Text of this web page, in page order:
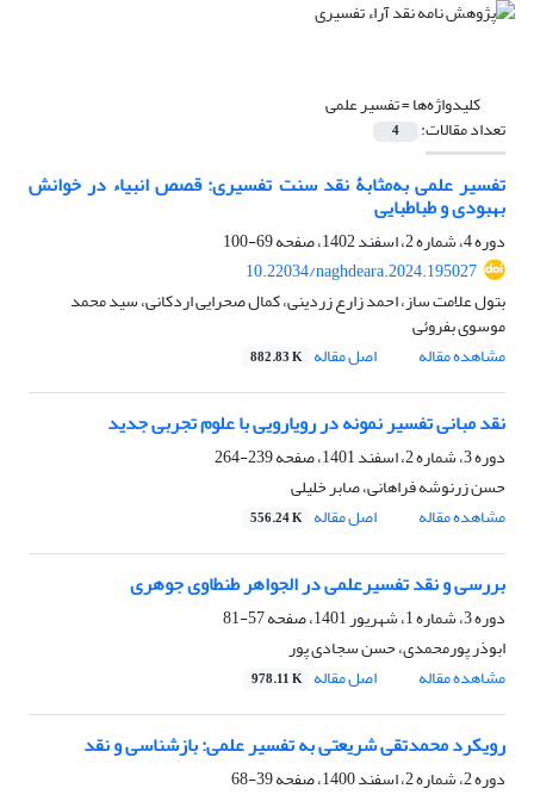
کلیدواژه‌ها =تفسیر علمی
تعداد مقالات: 4
تفسیر علمی به‌مثابۀ نقد سنت تفسیری: قصص انبیاء در خوانش
بهبودی و طباطبایی
دوره 4، شماره 2، اسفند 1402، صفحه
69-100
10.22034/naghdeara.2024.195027
بتول علامت ساز، احمد زارع زردینی، کمال صحرایی اردکانی، سید محمد
موسوی بفروئی
مشاهده مقاله
اصل مقاله 882.83 K
نقد مبانی تفسیر نمونه در رویارویی با علوم تجربی جدید
دوره 3، شماره 2، اسفند 1401، صفحه
239-264
حسن زرنوشه فراهانی، صابر خلیلی
مشاهده مقاله
اصل مقاله 556.24 K
بررسی و نقد تفسیرعلمی در الجواهر طنطاوی جوهری
دوره 3، شماره 1، شهریور 1401، صفحه
57-81
ابوذر پورمحمدی، حسن سجادی پور
مشاهده مقاله
اصل مقاله 978.11 K
رویکرد محمدتقی شریعتی به تفسیر علمی: بازشناسی و نقد
دوره 2، شماره 2، اسفند 1400، صفحه
39-68